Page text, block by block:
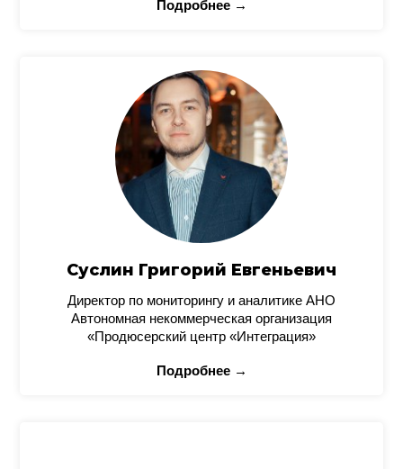
Подробнее →
Суслин Григорий Евгеньевич
Директор по мониторингу и аналитике АНО
Автономная некоммерческая организация
«Продюсерский центр «Интеграция»
Подробнее →